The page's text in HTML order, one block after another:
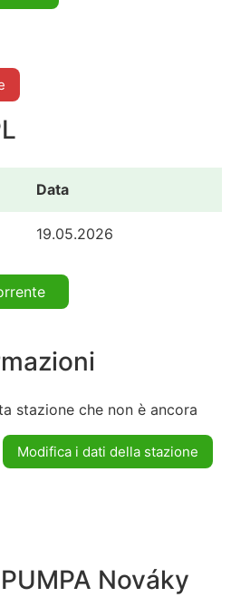
Data
19.05.2026
stazione che non è ancora
Modifica i dati della stazione
Nováky